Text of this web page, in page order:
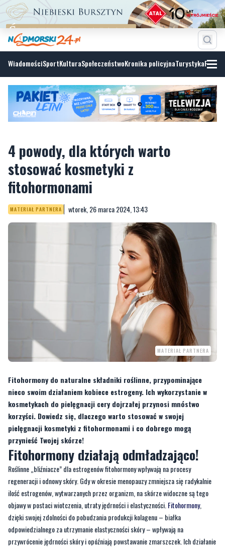
WiadomościSportKulturaSpołeczeństwoKronika policyjnaTurystyka
4 powody, dla których warto
fitohormonami
MATERIAŁ PARTNERA wtorek, 26 marca 2024, 13:43
MATERIAŁ PARTNERA
Fitohormony do naturalne składniki roślinne, przypominające
nieco swoim działaniem kobiece estrogeny. Ich wykorzystanie w
korzyści. Dowiedz się, dlaczego warto stosować w swojej
pielęgnacji kosmetyki z fitohormonami i co dobrego mogą
przynieść Twojej skórze!
Fitohormony działają odmładzająco!
Roślinne „bliźniacze” dla estrogenów fitohormony wpływają na procesy
regeneracji i odnowy skóry. Gdy w okresie menopauzy zmniejsza się radykalnie
ilość estrogenów, wytwarzanych przez organizm, na skórze widoczne są tego
objawy w postaci wiotczenia, utraty jędrności i elastyczności.Fitohormony
dzięki swojej zdolności do pobudzania produkcji kolagenu – białka
odpowiedzialnego za utrzymanie elastyczności skóry – wpływają na
przywrócenie jędrności skóry i opóźniają powstawanie zmarszczek. Ich działanie
przeciwstarzeniowe cenione jest w kosmetykach anti-aging.
Fitohormony wpływają na nawilżenie